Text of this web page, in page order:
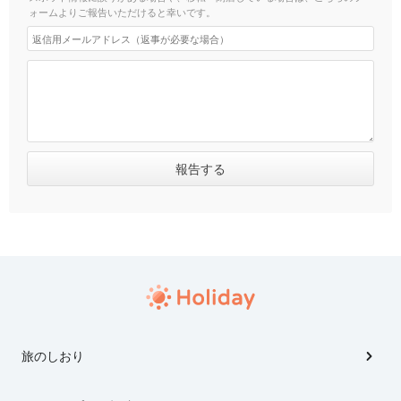
ォームよりご報告いただけると幸いです。
旅のしおり